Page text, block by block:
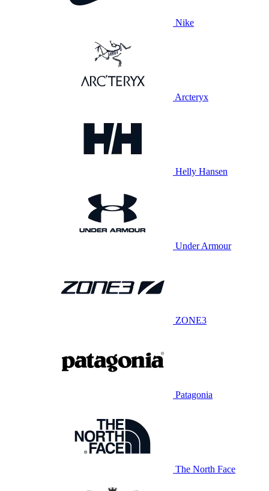
Nike
Arcteryx
Helly Hansen
Under Armour
ZONE3
Patagonia
The North Face